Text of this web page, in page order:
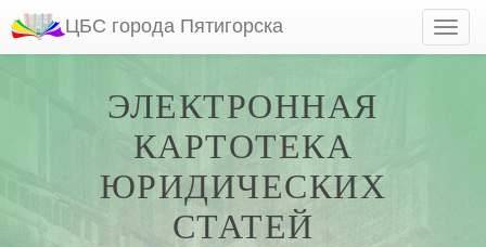
ЦБС города Пятигорска
ЭЛЕКТРОННАЯ
КАРТОТЕКА
ЮРИДИЧЕСКИХ
СТАТЕЙ